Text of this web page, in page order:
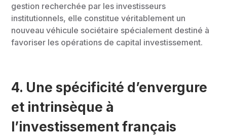
gestion recherchée par les investisseurs
institutionnels, elle constitue véritablement un
nouveau véhicule sociétaire spécialement destiné à
favoriser les opérations de capital investissement.
4. Une spécificité d’envergure
et intrinsèque à
l’investissement français